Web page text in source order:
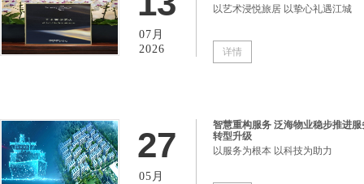
07月
2026
以艺术浸悦旅居 以挚心礼遇江城
详情
27
05月
智慧重构服务 泛海物业稳步推进服
转型升级
以服务为根本 以科技为助力